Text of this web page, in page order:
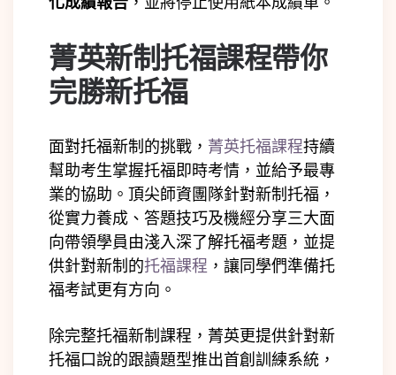
菁英新制托福課程帶你
完勝新托福
面對托福新制的挑戰， 菁英托福課程持續
幫助考生掌握托福即時考情，並給予最專
業的協助。頂尖師資團隊針對新制托福，
從實力養成、答題技巧及機經分享三大面
向帶領學員由淺入深了解托福考題，並提
供針對新制的托福課程 ，讓同學們準備托
福考試更有方向。
除完整托福新制課程，菁英更提供針對新
托福口說的跟讀題型推出首創訓練系統，